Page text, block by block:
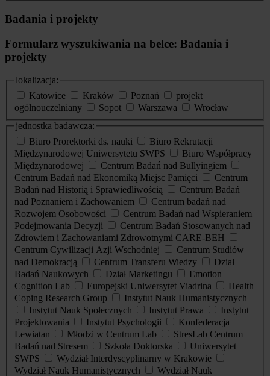
Badania i projekty
Formularz wyszukiwania na belce: Badania i
projekty
lokalizacja:
Katowice
Kraków Poznań
projekt
ogólnouczelniany
Sopot Warszawa
Wrocław
jednostka badawcza:
Biuro Prorektorki ds. nauki
Biuro Rekrutacji
Międzynarodowej Uniwersytetu SWPS
Biuro Współpracy
Międzynarodowej
Centrum Badań nad Bullyingiem
Centrum Badań nad Ekonomiką Miejsc Pamięci
Centrum
Badań nad Historią i Sprawiedliwością
Centrum Badań
nad Poznaniem i Zachowaniem
Centrum badań nad
Rozwojem Osobowości
Centrum Badań nad Wspieraniem
Podejmowania Decyzji
Centrum Badań Stosowanych nad
Zdrowiem i Zachowaniami Zdrowotnymi CARE-BEH
Centrum Cywilizacji Azji Wschodniej
Centrum Studiów
nad Demokracją
Centrum Transferu Wiedzy
Dział
Badań Naukowych
Dział Marketingu
Emotion
Cognition Lab
Europejski Uniwersytet Viadrina
Health
Coping Research Group
Instytut Nauk Humanistycznych
Instytut Nauk Społecznych
Instytut Prawa
Instytut
Projektowania
Instytut Psychologii
Konfederacja
Lewiatan
Młodzi w Centrum Lab
StresLab Centrum
Badań nad Stresem
Szkoła Doktorska
Uniwersytet
SWPS
Wydział Interdyscyplinarny w Krakowie
Wydział Nauk Humanistycznych
Wydział Nauk